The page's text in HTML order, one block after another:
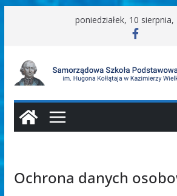
poniedziałek, 10 sierpnia,
Ochrona danych